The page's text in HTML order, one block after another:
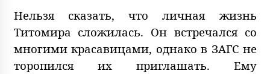
Нельзя сказать, что личная жизнь
Титомира сложилась. Он встречался со
многими красавицами, однако в ЗАГС не
торопился их приглашать. Ему